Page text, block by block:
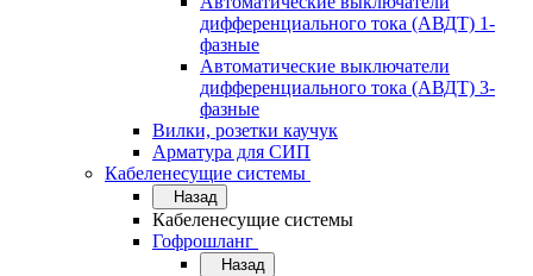
дифференциального тока (АВДТ) 1-
фазные
Автоматические выключатели
дифференциального тока (АВДТ) 3-
фазные
Вилки, розетки каучук
Арматура для СИП
Кабеленесущие системы
Назад
Кабеленесущие системы
Гофрошланг
Назад